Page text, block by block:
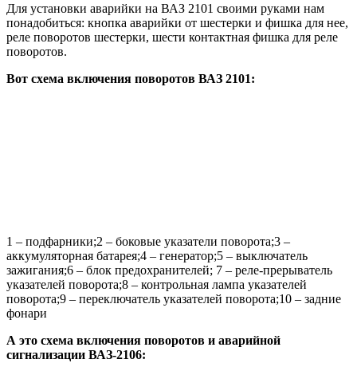
Для установки аварийки на ВАЗ 2101 своими руками нам
понадобиться: кнопка аварийки от шестерки и фишка для нее,
реле поворотов шестерки, шести контактная фишка для реле
поворотов.
Вот схема включения поворотов ВАЗ 2101:
1 – подфарники;2 – боковые указатели поворота;3 –
аккумуляторная батарея;4 – генератор;5 – выключатель
зажигания;6 – блок предохранителей; 7 – реле-прерыватель
указателей поворота;8 – контрольная лампа указателей
поворота;9 – переключатель указателей поворота;10 – задние
фонари
А это схема включения поворотов и аварийной
сигнализации ВАЗ-2106: